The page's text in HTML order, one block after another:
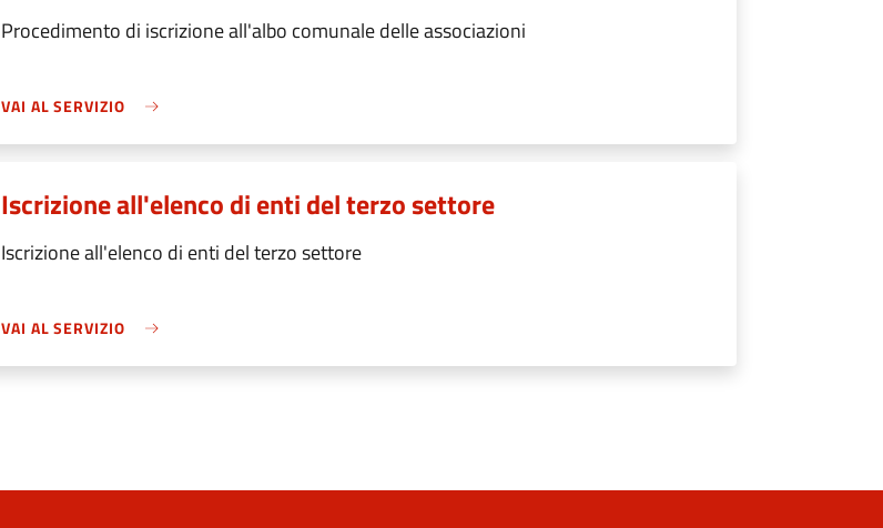
Procedimento di iscrizione all'albo comunale delle associazioni
VAI AL SERVIZIO
Iscrizione all'elenco di enti del terzo settore
Iscrizione all'elenco di enti del terzo settore
VAI AL SERVIZIO